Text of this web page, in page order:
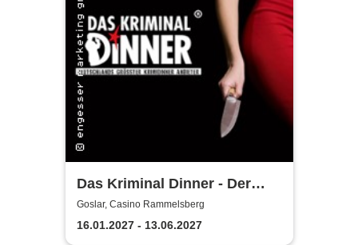
Das Kriminal Dinner - Der
Polterabendkiller
Goslar, Casino Rammelsberg
16.01.2027 - 13.06.2027